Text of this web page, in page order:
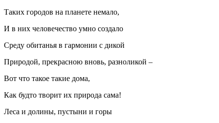
Таких городов на планете немало,
И в них человечество умно создало
Среду обитанья в гармонии с дикой
Природой, прекрасною вновь, разноликой –
Вот что такое такие дома,
Как будто творит их природа сама!
Леса и долины, пустыни и горы